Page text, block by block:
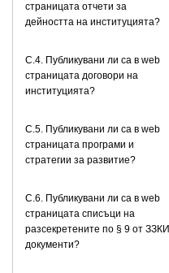
страницата отчети за
дейността на институцията?
C.4. Публикувани ли са в web
страницата договори на
институцията?
C.5. Публикувани ли са в web
страницата програми и
стратегии за развитие?
C.6. Публикувани ли са в web
страницата списъци на
разсекретените по § 9 от ЗЗКИ
документи?